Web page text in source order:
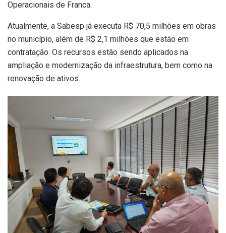
Operacionais de Franca.
Atualmente, a Sabesp já executa R$ 70,5 milhões em obras
no município, além de R$ 2,1 milhões que estão em
contratação. Os recursos estão sendo aplicados na
ampliação e modernização da infraestrutura, bem como na
renovação de ativos.